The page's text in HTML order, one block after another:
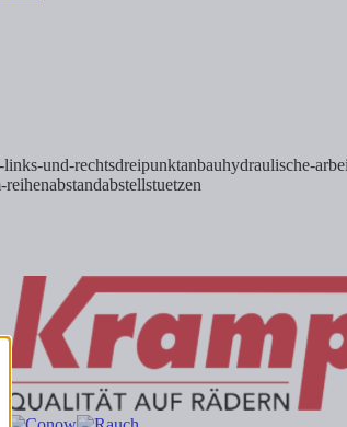
und-rechtsdreipunktanbauhydraulische-